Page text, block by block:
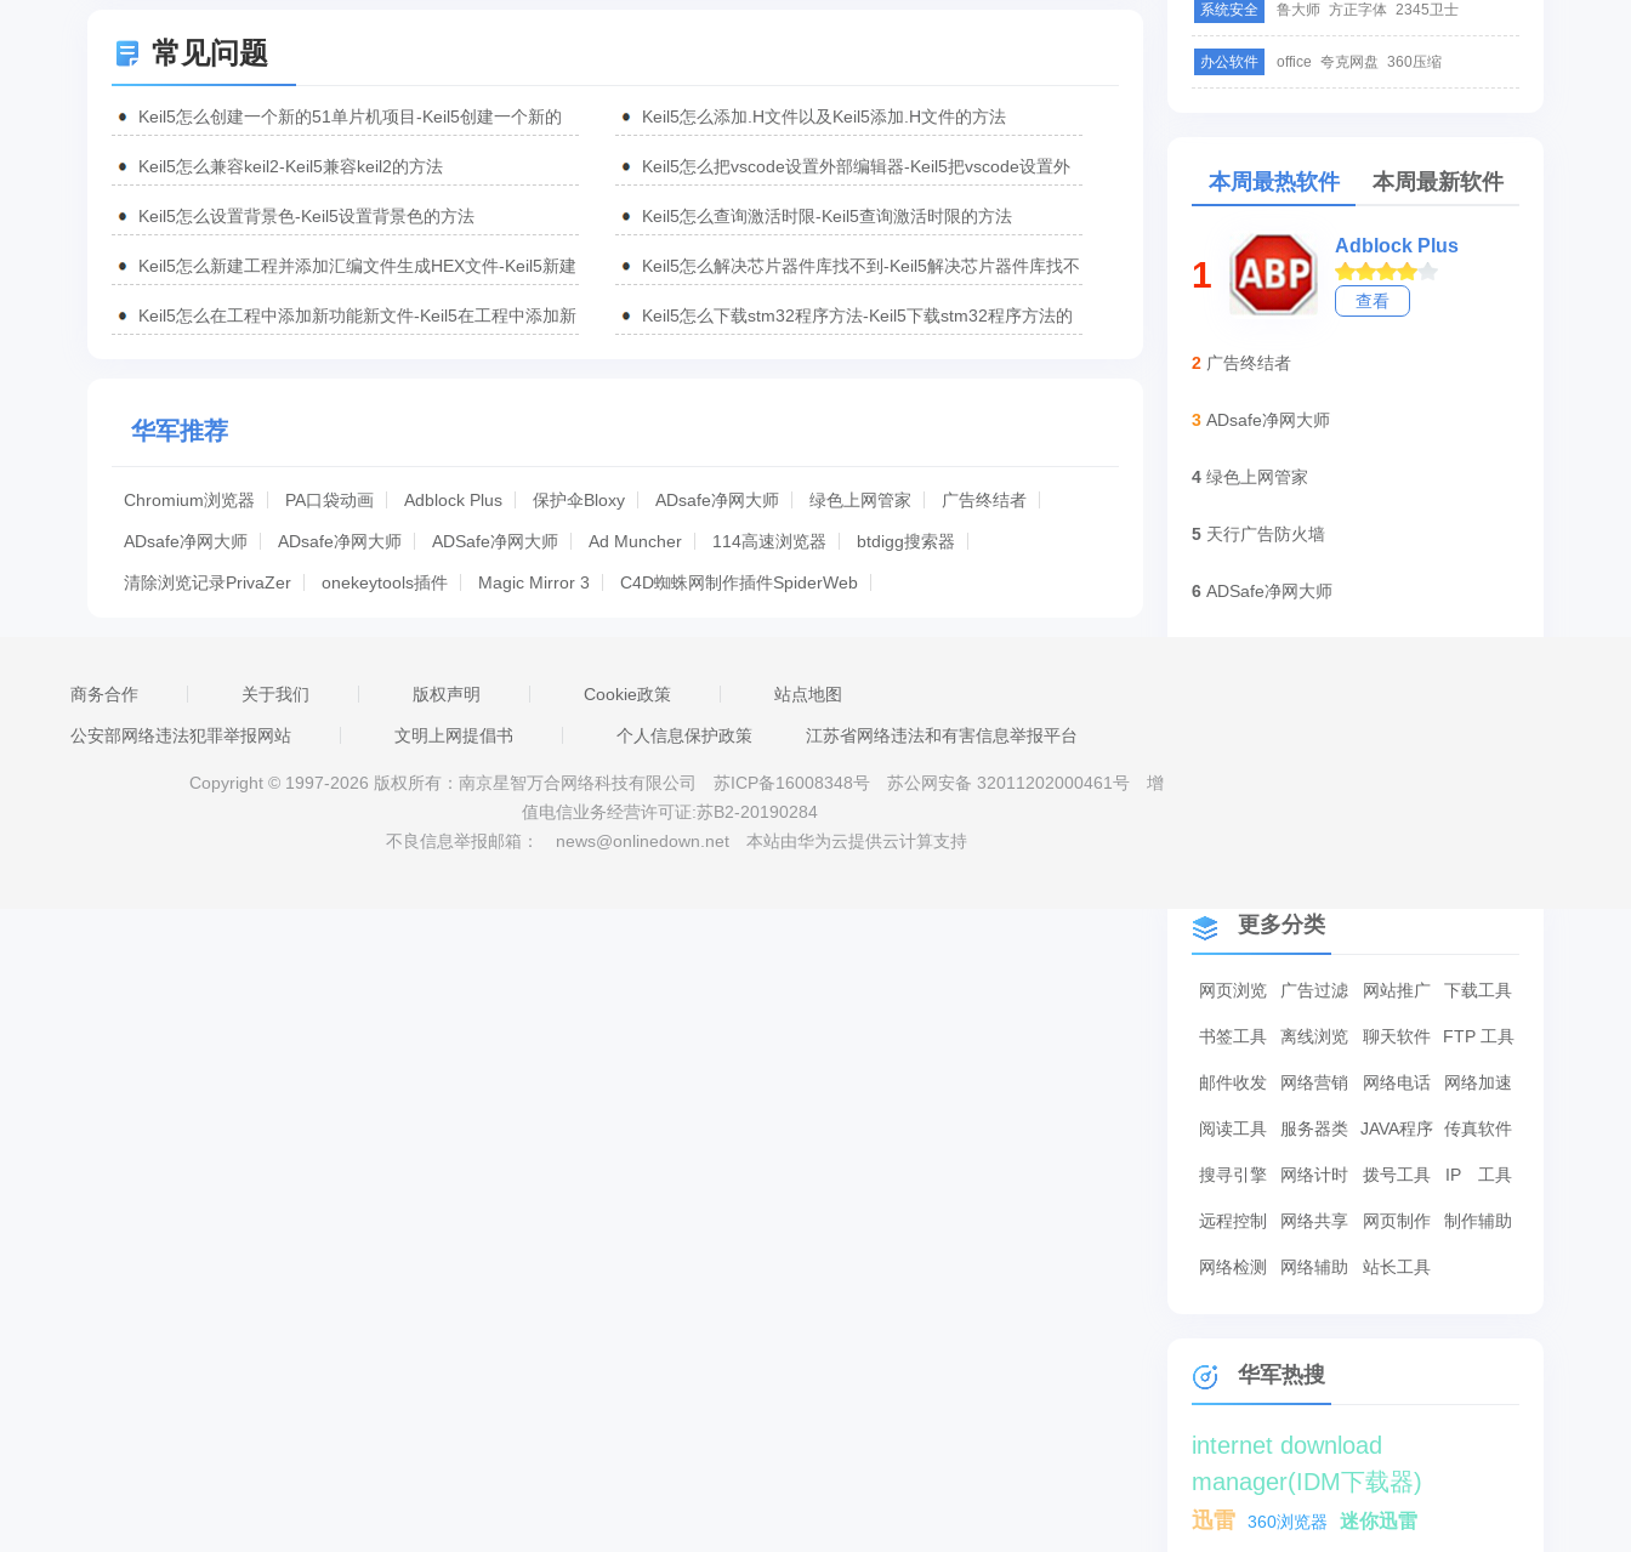
常见问题
Keil5怎么创建一个新的51单片机项目-Keil5创建一个新的
Keil5怎么添加.H文件以及Keil5添加.H文件的方法
Keil5怎么兼容keil2-Keil5兼容keil2的方法
Keil5怎么把vscode设置外部编辑器-Keil5把vscode设置外
Keil5怎么设置背景色-Keil5设置背景色的方法 Keil5怎么查询激活时限-Keil5查询激活时限的方法
Keil5怎么新建工程并添加汇编文件生成HEX文件-Keil5新建
Keil5怎么解决芯片器件库找不到-Keil5解决芯片器件库找不
Keil5怎么在工程中添加新功能新文件-Keil5在工程中添加新
Keil5怎么下载stm32程序方法-Keil5下载stm32程序方法的
华军推荐
Chromium浏览器 PA口袋动画 Adblock Plus 保护伞Bloxy ADsafe净网大师 绿色上网管家 广告终结者
ADsafe净网大师 ADsafe净网大师 ADSafe净网大师 Ad Muncher 114高速浏览器 btdigg搜索器
清除浏览记录PrivaZer onekeytools插件 Magic Mirror 3 C4D蜘蛛网制作插件SpiderWeb
天行广告防火墙 谷歌清理工具(Chrome清理工具) AI Roboform Pro(网页填表工具) 请注意
MBA智库百科 天行广告防火墙 Xvirus Adblocker 天行广告防火墙 天行广告防火墙开发版 天行广告防火墙开发版
天行广告防火墙 路由优化大师 路由优化大师(原路由卫士) 健康上网专家 聚划算商品抢拍捕快
ADM阿呆喵广告拦截 Ultra Adware Killer (64-bit) Stylish for Firefox
系统安全 鲁大师 方正字体 2345卫士
办公软件 office 夸克网盘 360压缩
本周最热软件 本周最新软件
1
Adblock Plus
查看
2 广告终结者
3 ADsafe净网大师
4 绿色上网管家
5 天行广告防火墙
6 ADSafe净网大师
更多分类
网页浏览 广告过滤 网站推广 下载工具
书签工具 离线浏览 聊天软件 FTP 工具
邮件收发 网络营销 网络电话 网络加速
阅读工具 服务器类 JAVA程序 传真软件
搜寻引擎 网络计时 拨号工具 IP 工具
远程控制 网络共享 网页制作 制作辅助
网络检测 网络辅助 站长工具
华军热搜
internet download
manager(IDM下载器)
迅雷 360浏览器 迷你迅雷
商务合作 关于我们 版权声明 Cookie政策 站点地图
公安部网络违法犯罪举报网站 文明上网提倡书 个人信息保护政策 江苏省网络违法和有害信息举报平台
Copyright © 1997-2026 版权所有：南京星智万合网络科技有限公司 苏ICP备16008348号 苏公网安备 32011202000461号
增
值电信业务经营许可证:苏B2-20190284
不良信息举报邮箱：
news@onlinedown.net 本站由华为云提供云计算支持